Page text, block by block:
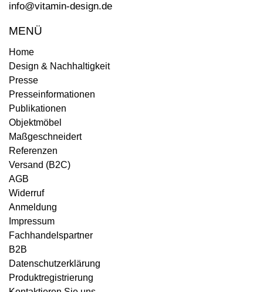
info@vitamin-design.de
MENÜ
Home
Design & Nachhaltigkeit
Presse
Presseinformationen
Publikationen
Objektmöbel
Maßgeschneidert
Referenzen
Versand (B2C)
AGB
Widerruf
Anmeldung
Impressum
Fachhandelspartner
B2B
Datenschutzerklärung
Produktregistrierung